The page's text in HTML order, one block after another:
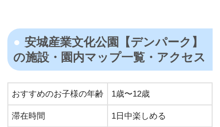
安城産業文化公園【デンパーク】
の施設・園内マップ⼀覧・アクセス
おすすめのお⼦様の年齢 1歳〜12歳
滞在時間 1⽇中楽しめる